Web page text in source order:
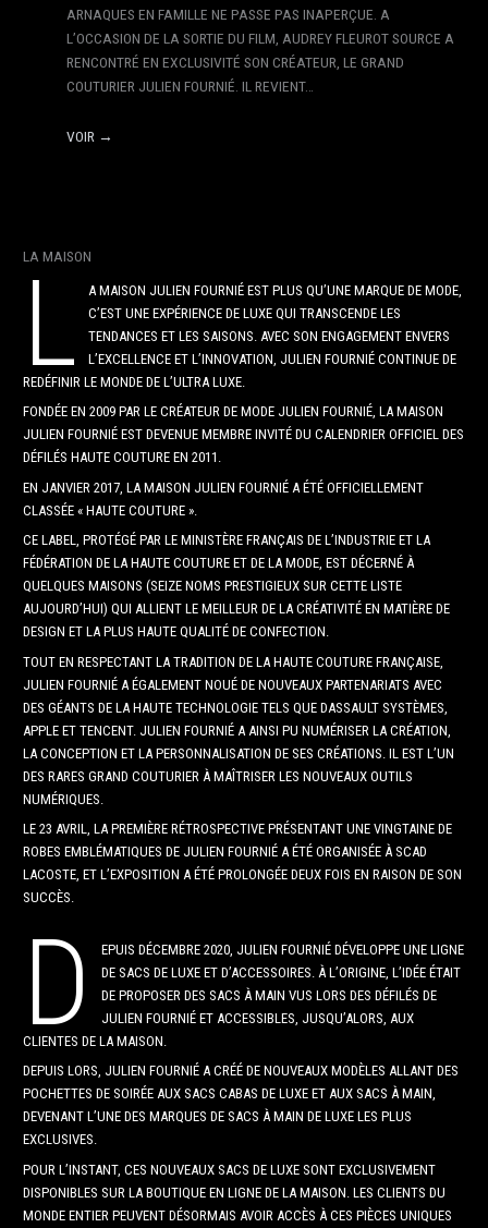
ARNAQUES EN FAMILLE NE PASSE PAS INAPERÇUE. A
L’OCCASION DE LA SORTIE DU FILM, AUDREY FLEUROT SOURCE A
RENCONTRÉ EN EXCLUSIVITÉ SON CRÉATEUR, LE GRAND
COUTURIER JULIEN FOURNIÉ. IL REVIENT…
VOIR →
LA MAISON
L
A MAISON JULIEN FOURNIÉ EST PLUS QU’UNE MARQUE DE MODE,
C’EST UNE EXPÉRIENCE DE LUXE QUI TRANSCENDE LES
TENDANCES ET LES SAISONS. AVEC SON ENGAGEMENT ENVERS
L’EXCELLENCE ET L’INNOVATION, JULIEN FOURNIÉ CONTINUE DE
REDÉFINIR LE MONDE DE L’ULTRA LUXE.
FONDÉE EN 2009 PAR LE CRÉATEUR DE MODE JULIEN FOURNIÉ, LA MAISON
JULIEN FOURNIÉ EST DEVENUE MEMBRE INVITÉ DU CALENDRIER OFFICIEL DES
DÉFILÉS HAUTE COUTURE EN 2011.
EN JANVIER 2017, LA MAISON JULIEN FOURNIÉ A ÉTÉ OFFICIELLEMENT
CLASSÉE « HAUTE COUTURE ».
CE LABEL, PROTÉGÉ PAR LE MINISTÈRE FRANÇAIS DE L’INDUSTRIE ET LA
FÉDÉRATION DE LA HAUTE COUTURE ET DE LA MODE, EST DÉCERNÉ À
QUELQUES MAISONS (SEIZE NOMS PRESTIGIEUX SUR CETTE LISTE
AUJOURD’HUI) QUI ALLIENT LE MEILLEUR DE LA CRÉATIVITÉ EN MATIÈRE DE
DESIGN ET LA PLUS HAUTE QUALITÉ DE CONFECTION.
TOUT EN RESPECTANT LA TRADITION DE LA HAUTE COUTURE FRANÇAISE,
JULIEN FOURNIÉ A ÉGALEMENT NOUÉ DE NOUVEAUX PARTENARIATS AVEC
DES GÉANTS DE LA HAUTE TECHNOLOGIE TELS QUE DASSAULT SYSTÈMES,
APPLE ET TENCENT. JULIEN FOURNIÉ A AINSI PU NUMÉRISER LA CRÉATION,
LA CONCEPTION ET LA PERSONNALISATION DE SES CRÉATIONS. IL EST L’UN
DES RARES GRAND COUTURIER À MAÎTRISER LES NOUVEAUX OUTILS
NUMÉRIQUES.
LE 23 AVRIL, LA PREMIÈRE RÉTROSPECTIVE PRÉSENTANT UNE VINGTAINE DE
ROBES EMBLÉMATIQUES DE JULIEN FOURNIÉ A ÉTÉ ORGANISÉE À SCAD
LACOSTE, ET L’EXPOSITION A ÉTÉ PROLONGÉE DEUX FOIS EN RAISON DE SON
SUCCÈS.
D
EPUIS DÉCEMBRE 2020, JULIEN FOURNIÉ DÉVELOPPE UNE LIGNE
DE SACS DE LUXE ET D’ACCESSOIRES. À L’ORIGINE, L’IDÉE ÉTAIT
DE PROPOSER DES SACS À MAIN VUS LORS DES DÉFILÉS DE
JULIEN FOURNIÉ ET ACCESSIBLES, JUSQU’ALORS, AUX
CLIENTES DE LA MAISON.
DEPUIS LORS, JULIEN FOURNIÉ A CRÉÉ DE NOUVEAUX MODÈLES ALLANT DES
POCHETTES DE SOIRÉE AUX SACS CABAS DE LUXE ET AUX SACS À MAIN,
DEVENANT L’UNE DES MARQUES DE SACS À MAIN DE LUXE LES PLUS
EXCLUSIVES.
POUR L’INSTANT, CES NOUVEAUX SACS DE LUXE SONT EXCLUSIVEMENT
DISPONIBLES SUR LA BOUTIQUE EN LIGNE DE LA MAISON. LES CLIENTS DU
MONDE ENTIER PEUVENT DÉSORMAIS AVOIR ACCÈS À CES PIÈCES UNIQUES